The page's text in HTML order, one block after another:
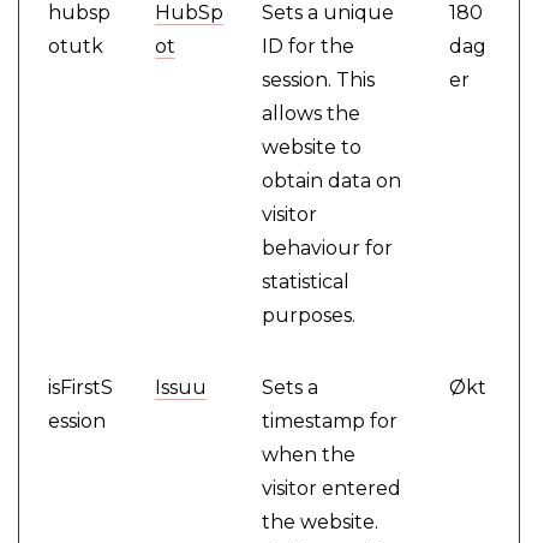
hubsp
otutk
HubSp
ot
Sets a unique
ID for the
session. This
allows the
website to
obtain data on
visitor
behaviour for
statistical
purposes.
180
dag
er
isFirstS
ession
Issuu
Sets a
timestamp for
when the
visitor entered
the website.
Økt